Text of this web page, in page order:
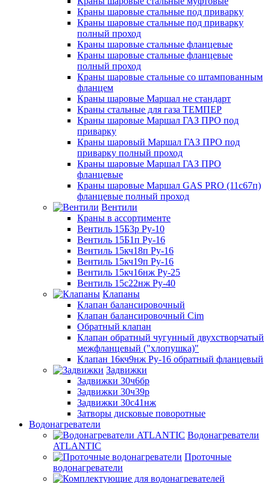
Краны шаровые стальные под приварку
Краны шаровые стальные под приварку
полный проход
Краны шаровые стальные фланцевые
Краны шаровые стальные фланцевые
полный проход
Краны шаровые стальные со штампованным
фланцем
Краны шаровые Маршал не стандарт
Краны стальные для газа ТЕМПЕР
Краны шаровые Маршал ГАЗ ПРО под
приварку
Краны шаровый Маршал ГАЗ ПРО под
приварку полный проход
Краны шаровые Маршал ГАЗ ПРО
фланцевые
Краны шаровые Маршал GAS PRO (11с67п)
фланцевые полный проход
Вентили
Краны в ассортименте
Вентиль 15Б3р Ру-10
Вентиль 15Б1п Ру-16
Вентиль 15кч18п Ру-16
Вентиль 15кч19п Ру-16
Вентиль 15кч16нж Ру-25
Вентиль 15с22нж Ру-40
Клапаны
Клапан балансировочный
Клапан балансировочный Cim
Обратный клапан
Клапан обратный чугунный двухстворчатый
межфланцевый ("хлопушка)"
Клапан 16кч9нж Ру-16 обратный фланцевый
Задвижки
Задвижки 30ч6бр
Задвижки 30ч39р
Задвижки 30с41нж
Затворы дисковые поворотные
Водонагреватели
Водонагреватели
ATLANTIC
Проточные
водонагреватели